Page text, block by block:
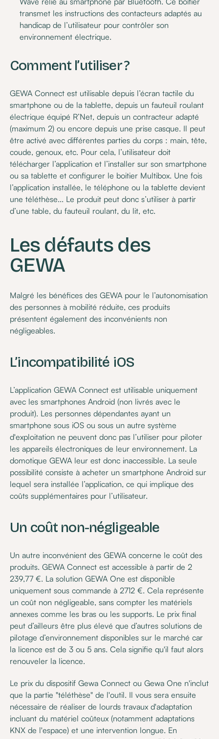
transmet les instructions des contacteurs adaptés au
handicap de l’utilisateur pour contrôler son
environnement électrique.
Comment l’utiliser ?
GEWA Connect est utilisable depuis l’écran tactile du
smartphone ou de la tablette, depuis un fauteuil roulant
électrique équipé R’Net, depuis un contracteur adapté
(maximum 2) ou encore depuis une prise casque. Il peut
être activé avec différentes parties du corps : main, tête,
coude, genoux, etc. Pour cela, l’utilisateur doit
télécharger l’application et l’installer sur son smartphone
ou sa tablette et configurer le boitier Multibox. Une fois
l’application installée, le téléphone ou la tablette devient
une téléthèse... Le produit peut donc s’utiliser à partir
d’une table, du fauteuil roulant, du lit, etc.
Les défauts des
GEWA
Malgré les bénéfices des GEWA pour le l’autonomisation
des personnes à mobilité réduite, ces produits
présentent également des inconvénients non
négligeables.
L’incompatibilité iOS
L’application GEWA Connect est utilisable uniquement
avec les smartphones Android (non livrés avec le
produit). Les personnes dépendantes ayant un
smartphone sous iOS ou sous un autre système
d'exploitation ne peuvent donc pas l’utiliser pour piloter
les appareils électroniques de leur environnement. La
domotique GEWA leur est donc inaccessible. La seule
possibilité consiste à acheter un smartphone Android sur
lequel sera installée l’application, ce qui implique des
coûts supplémentaires pour l’utilisateur.
Un coût non-négligeable
Un autre inconvénient des GEWA concerne le coût des
produits. GEWA Connect est accessible à partir de 2
239,77 €. La solution GEWA One est disponible
uniquement sous commande à 2712 €. Cela représente
un coût non négligeable, sans compter les matériels
annexes comme les bras ou les supports. Le prix final
peut d’ailleurs être plus élevé que d’autres solutions de
pilotage d’environnement disponibles sur le marché car
la licence est de 3 ou 5 ans. Cela signifie qu'il faut alors
renouveler la licence.
Le prix du dispositif Gewa Connect ou Gewa One n'inclut
que la partie "téléthèse" de l'outil. Il vous sera ensuite
nécessaire de réaliser de lourds travaux d'adaptation
incluant du matériel coûteux (notamment adaptations
KNX de l'espace) et une intervention longue. En